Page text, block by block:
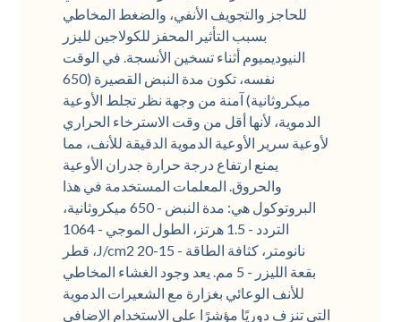
للحاجز والتجويف الأنفي، والضغط المخاطي
بسبب التأثير المحفز للكولاجين لليزر
النيوديميوم أثناء تسخين الأنسجة. في الوقت
نفسه، تكون مدة النبض القصيرة (650
ميكروثانية) آمنة من وجهة نظر تجلط الأوعية
الدموية، لأنها أقل من وقت الاسترخاء الحراري
لأوعية سرير الأوعية الدموية الدقيقة للأنف، مما
يمنع ارتفاع درجة حرارة جدران الأوعية
والحروق. المعلمات المستخدمة في هذا
البروتوكول هي: مدة النبض - 650 ميكروثانية،
التردد - 1.5 هرتز، الطول الموجي - 1064
نانومتر، كثافة الطاقة - 15-20 J/cm2، قطر
بقعة الليزر - 5 مم. يعد وجود الغشاء المخاطي
للأنف الوعائي بغزارة مع الشعيرات الدموية
التي تنزف دوريًا مؤشرًا على الاستخدام الإضافي